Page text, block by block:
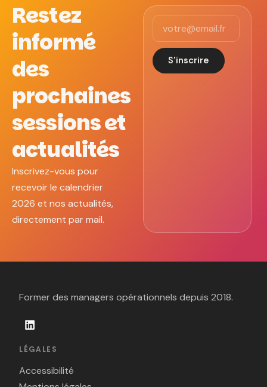
Restez
informé
des
prochaines
sessions et
actualités
Inscrivez-vous pour
recevoir le calendrier
2026 et nos actualités,
directement par mail.
S'inscrire
Former des managers opérationnels depuis 2018.
LÉGALES
Accessibilité